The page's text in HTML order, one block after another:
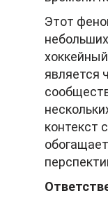
Этот
является
контекст